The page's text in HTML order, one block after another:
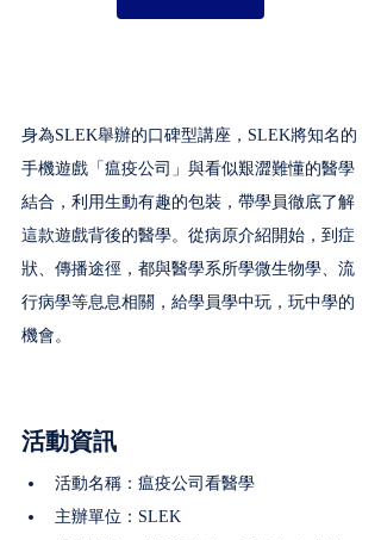
身為SLEK舉辦的口碑型講座，SLEK將知名的
手機遊戲「瘟疫公司」與看似艱澀難懂的醫學
結合，利用生動有趣的包裝，帶學員徹底了解
這款遊戲背後的醫學。從病原介紹開始，到症
狀、傳播途徑，都與醫學系所學微生物學、流
行病學等息息相關，給學員學中玩，玩中學的
機會。
活動資訊
活動名稱：瘟疫公司看醫學
主辦單位：SLEK